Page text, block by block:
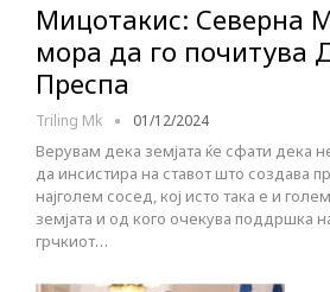
Мицотакис: Северна
мора да го почитува
Преспа
Triling Mk 01/12/2024
Верувам дека земјата ќе сфати дека
да инсистира на ставот што создава
најголем сосед, кој исто така е и
земјата и од кого очекува поддршка
грчкиот…